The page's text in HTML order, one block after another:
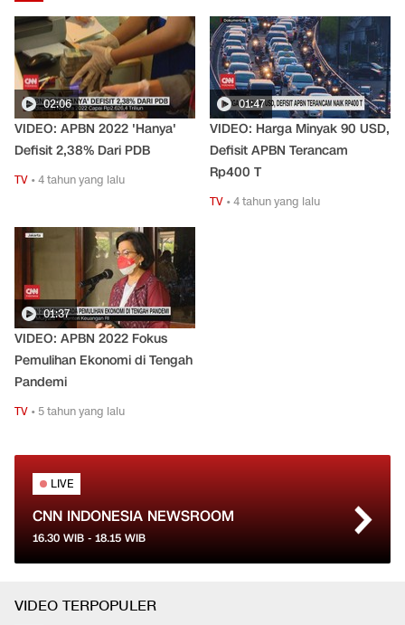
02:06
VIDEO: APBN 2022 'Hanya'
Defisit 2,38% Dari PDB
TV •4 tahun yang lalu
01:47
VIDEO: Harga Minyak 90 USD,
Defisit APBN Terancam
Rp400 T
TV •4 tahun yang lalu
01:37
VIDEO: APBN 2022 Fokus
Pemulihan Ekonomi di Tengah
Pandemi
TV • 5 tahun yang lalu
LIVE
CNN INDONESIA NEWSROOM
16.30 WIB - 18.15 WIB
VIDEO TERPOPULER